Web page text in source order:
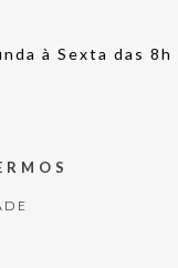
à Sexta das 8h